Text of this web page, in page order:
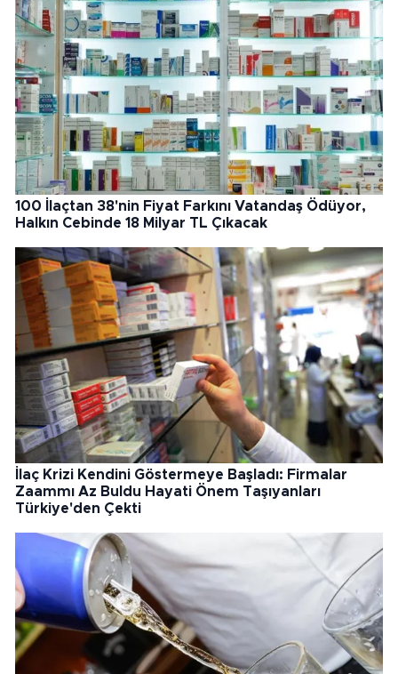
100 İlaçtan 38'nin Fiyat Farkını Vatandaş Ödüyor,
Halkın Cebinde 18 Milyar TL Çıkacak
İlaç Krizi Kendini Göstermeye Başladı: Firmalar
Zaammı Az Buldu Hayati Önem Taşıyanları
Türkiye'den Çekti